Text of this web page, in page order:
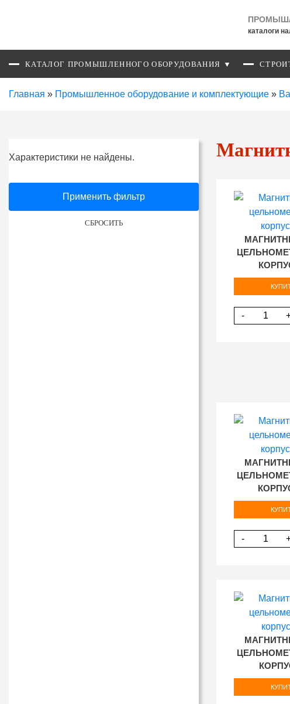
каталоги
КАТАЛОГ ПРОМЫШЛЕННОГО ОБОРУДОВАНИЯ ▼
Главная » Промышленное оборудование и комплектующие »
Характеристики не найдены.
Применить фильтр
СБРОСИТЬ
-
-